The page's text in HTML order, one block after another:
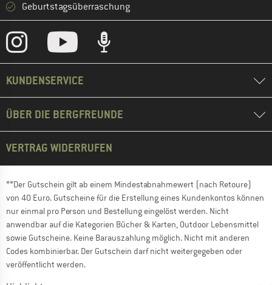
Geburtstagsüberraschung
KUNDENSERVICE
ÜBER DIE BERGFREUNDE
VERTRAG WIDERRUFEN
**Der Gutschein gilt ab einem Mindestabnahmewert (nach Retoure)
von 40 Euro. Gutscheine für die Erstellung eines Kundenkontos können
nur einmal pro Person und Bestellung eingelöst werden. Nicht
anwendbar auf die Kategorien Bücher & Karten, Outdoor Lebensmittel
sowie Gutscheine. Keine Barauszahlung möglich. Nicht mit anderen
Codes kombinierbar. Der Gutschein darf nicht weitergegeben oder
veröffentlicht werden.